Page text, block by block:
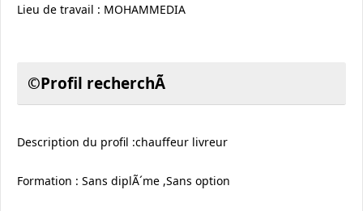
Lieu de travail : MOHAMMEDIA
Profil recherchÃ©
Description du profil :chauffeur livreur
Formation : Sans diplÃ´me ,Sans option